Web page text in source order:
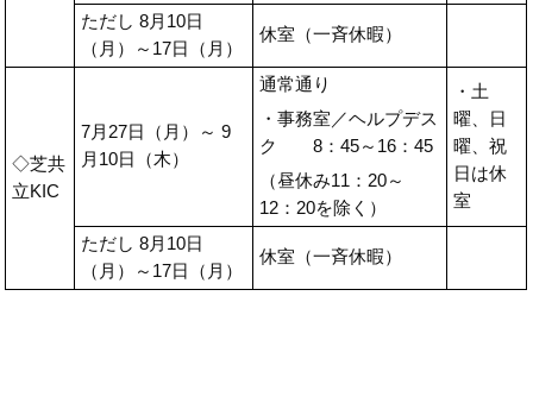
ただし 8月10日
（月）～17日（月）
休室（一斉休暇）
◇芝共
立KIC
7月27日（月）～ 9
月10日（木）
通常通り
・土
曜、日
曜、祝
日は休
室
・事務室／ヘルプデス
ク 8：45～16：45
（昼休み11：20～
12：20を除く）
ただし 8月10日
（月）～17日（月）
休室（一斉休暇）